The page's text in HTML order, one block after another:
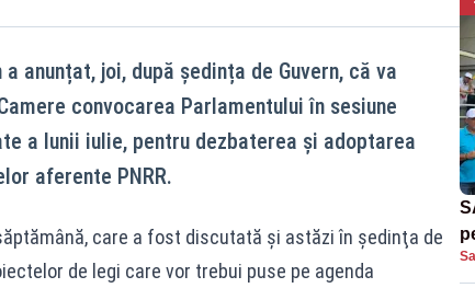
anunțat, joi, după ședința de Guvern, că va
convocarea Parlamentului în sesiune
a lunii iulie, pentru dezbaterea și adoptarea
aferente PNRR.
care a fost discutată şi astăzi în şedinţa de
de legi care vor trebui puse pe agenda